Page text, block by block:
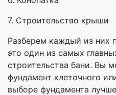
7. Строительство крыши
Разберем каждый из них
это один из самых
строительства бани. Вы
фундамент клеточного
выборе фундамента